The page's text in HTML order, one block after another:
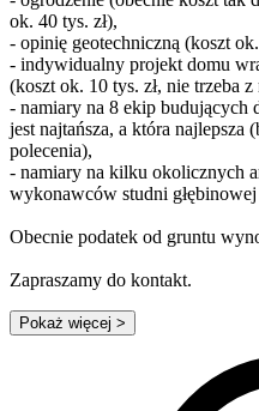
ok. 40 tys. zł),
- opinię geotechniczną (koszt
- indywidualny projekt domu
(koszt ok. 10 tys. zł, nie trzeba
- namiary na 8 ekip budujących
jest najtańsza, a która najlepsza
polecenia),
- namiary na kilku okolicznych
wykonawców studni
Obecnie podatek od gruntu
Zapraszamy do kontakt.
Pokaż więcej >